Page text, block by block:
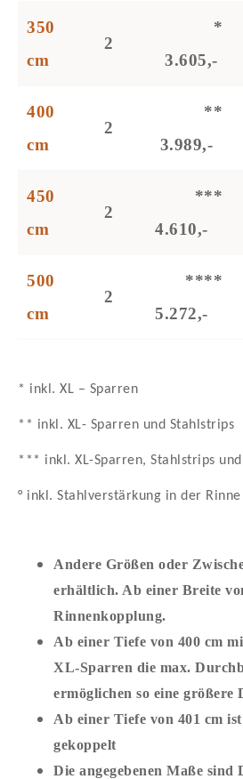
350
cm
2
*
3.605,-
400
cm
2
**
3.989,-
450
cm
2
***
4.610,-
500
cm
2
****
5.272,-
* inkl. XL – Sparren
** inkl. XL- Sparren und Stahlstrips
*** inkl. XL-Sparren, Stahlstrips
° inkl. Stahlverstärkung in der Rinne
Andere Größen oder
erhältlich. Ab einer Breite
Rinnenkopplung.
Ab einer Tiefe von 400 cm
XL-Sparren die max.
ermöglichen so eine größere
Ab einer Tiefe von 401 cm
gekoppelt
Die angegebenen Maße sind